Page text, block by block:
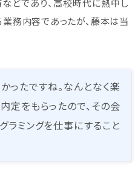
どであり、高校時代に熱中し
務内容であったが、藤本は当
ったですね。なんとなく楽
定をもらったので、その会
ラミングを仕事にすること